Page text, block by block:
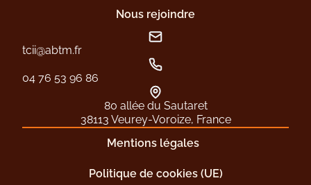
Nous rejoindre
tcii@abtm.fr
04 76 53 96 86
80 allée du Sautaret
38113 Veurey-Voroize, France
Mentions légales
Politique de cookies (UE)